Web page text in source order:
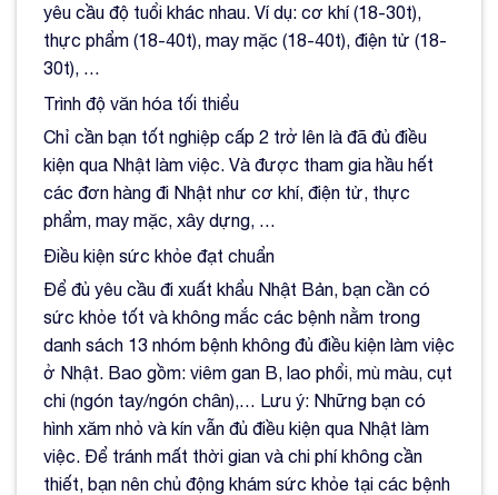
yêu cầu độ tuổi khác nhau. Ví dụ: cơ khí (18-30t),
thực phẩm (18-40t), may mặc (18-40t), điện tử (18-
30t), …
Trình độ văn hóa tối thiểu
Chỉ cần bạn tốt nghiệp cấp 2 trở lên là đã đủ điều
kiện qua Nhật làm việc. Và được tham gia hầu hết
các đơn hàng đi Nhật như cơ khí, điện tử, thực
phẩm, may mặc, xây dựng, …
Điều kiện sức khỏe đạt chuẩn
Để đủ yêu cầu đi xuất khẩu Nhật Bản, bạn cần có
sức khỏe tốt và không mắc các bệnh nằm trong
danh sách 13 nhóm bệnh không đủ điều kiện làm việc
ở Nhật. Bao gồm: viêm gan B, lao phổi, mù màu, cụt
chi (ngón tay/ngón chân),… Lưu ý: Những bạn có
hình xăm nhỏ và kín vẫn đủ điều kiện qua Nhật làm
việc. Để tránh mất thời gian và chi phí không cần
thiết, bạn nên chủ động khám sức khỏe tại các bệnh